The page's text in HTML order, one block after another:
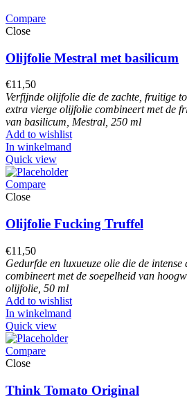
Compare
Close
Olijfolie Mestral met basilicum
€11,50
Verfijnde olijfolie die de zachte, fruitige
extra vierge olijfolie combineert met de
van basilicum, Mestral, 250 ml
Add to wishlist
In winkelmand
Quick view
Compare
Close
Olijfolie Fucking Truffel
€11,50
Gedurfde en luxueuze olie die de
combineert met de soepelheid van
olijfolie, 50 ml
Add to wishlist
In winkelmand
Quick view
Compare
Close
Think Tomato Original